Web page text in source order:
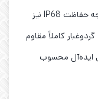
مواد شیمیایی عملکرد بسیار خوبی دارد. درجه حفاظت IP68 نیز
کاملاً مقاوم
ایده‌آل محسوب